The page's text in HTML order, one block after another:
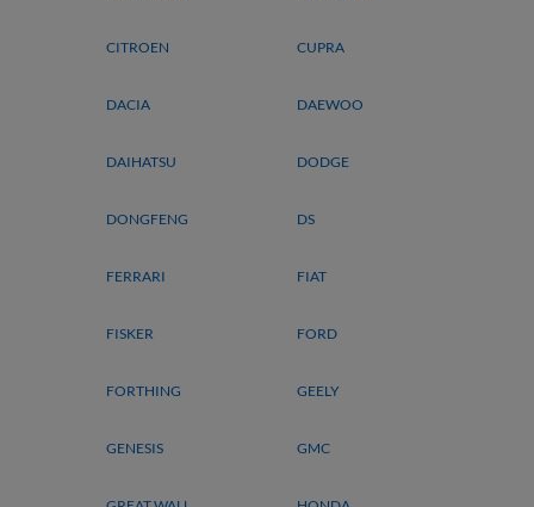
CITROEN CUPRA
DACIA DAEWOO
DAIHATSU DODGE
DONGFENG DS
FERRARI FIAT
FISKER FORD
FORTHING GEELY
GENESIS GMC